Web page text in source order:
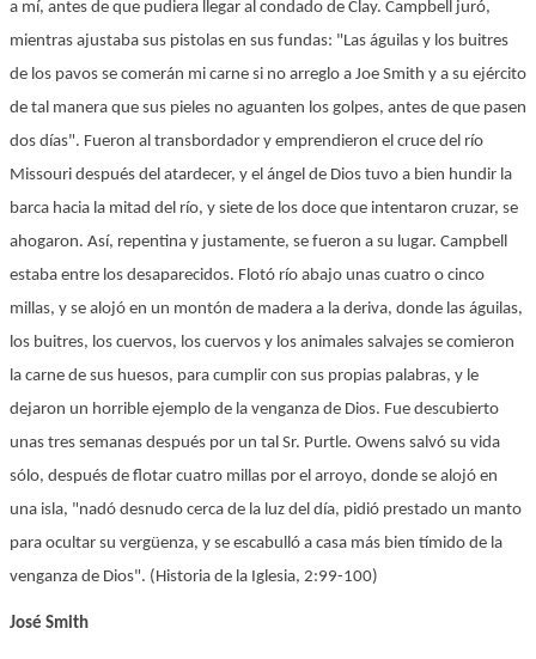
a mí, antes de que pudiera llegar al condado de Clay. Campbell juró,
mientras ajustaba sus pistolas en sus fundas: "Las águilas y los buitres
de los pavos se comerán mi carne si no arreglo a Joe Smith y a su ejército
de tal manera que sus pieles no aguanten los golpes, antes de que pasen
dos días". Fueron al transbordador y emprendieron el cruce del río
Missouri después del atardecer, y el ángel de Dios tuvo a bien hundir la
barca hacia la mitad del río, y siete de los doce que intentaron cruzar, se
ahogaron. Así, repentina y justamente, se fueron a su lugar. Campbell
estaba entre los desaparecidos. Flotó río abajo unas cuatro o cinco
millas, y se alojó en un montón de madera a la deriva, donde las águilas,
los buitres, los cuervos, los cuervos y los animales salvajes se comieron
la carne de sus huesos, para cumplir con sus propias palabras, y le
dejaron un horrible ejemplo de la venganza de Dios. Fue descubierto
unas tres semanas después por un tal Sr. Purtle. Owens salvó su vida
sólo, después de flotar cuatro millas por el arroyo, donde se alojó en
una isla, "nadó desnudo cerca de la luz del día, pidió prestado un manto
para ocultar su vergüenza, y se escabulló a casa más bien tímido de la
venganza de Dios". (Historia de la Iglesia, 2:99-100)
José Smith